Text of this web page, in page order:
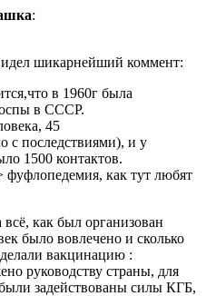
:
шикарнейший коммент:
в 1960г была
в СССР.
45
с последствиями), и у
1500 контактов.
фуфлопедемия, как тут любят
как был организован
было вовлечено и сколько
вакцинацию :
руководству страны, для
задействованы силы КГБ,